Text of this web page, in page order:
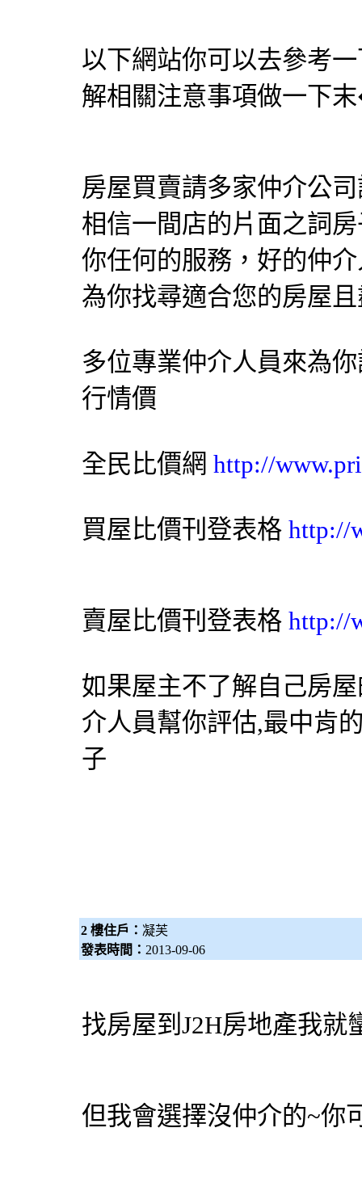
以下網站你可以去參考
解相關注意事項做一下
房屋買賣請多家仲介公
相信一間店的片面之詞
你任何的服務，好的仲
為你找尋適合您的房屋
多位專業仲介人員來為
行情價
全民比價網 http://
買屋比價刊登表格 http://
賣屋比價刊登表格 http://
如果屋主不了解自己房
介人員幫你評估,最中肯
子
2 樓住戶： 凝芙
發表時間： 2013-09-06
找房屋到J2H房地產我就
但我會選擇沒仲介的~你